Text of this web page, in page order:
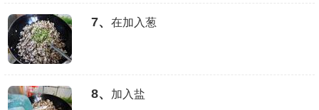
7、 在加入葱
8、 加入盐